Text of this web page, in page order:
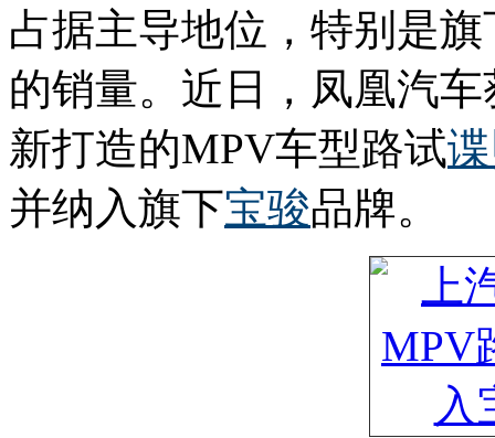
占据主导地位，特别是旗
的销量。近日，凤凰汽
新打造的MPV车型路试
并纳入旗下宝骏品牌。